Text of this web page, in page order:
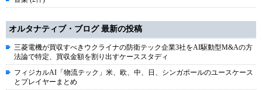
オルタナティブ・ブログ 最新の投稿
三菱電機が買収すべきウクライナの防衛テック企業3社をAI駆動型M&Aの方
法論で特定、買収金額を割り出すケーススタディ
フィジカルAI「物流テック」米、欧、中、日、シンガポールのユースケース
とプレイヤーまとめ